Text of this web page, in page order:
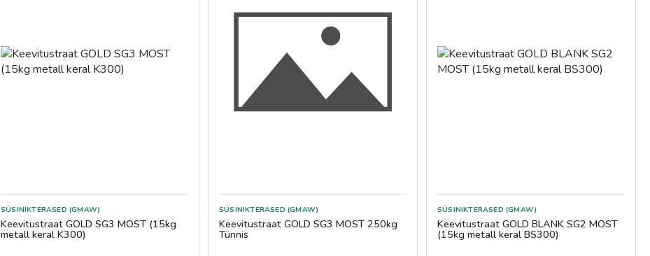
SÜSINIKTERASED (GMAW)
Keevitustraat GOLD SG3 MOST (15kg
metall keral K300)
SÜSINIKTERASED (GMAW)
Keevitustraat GOLD SG3 MOST 250kg
Tünnis
SÜSINIKTERASED (GMAW)
Keevitustraat GOLD BLANK SG2 MOST
(15kg metall keral BS300)